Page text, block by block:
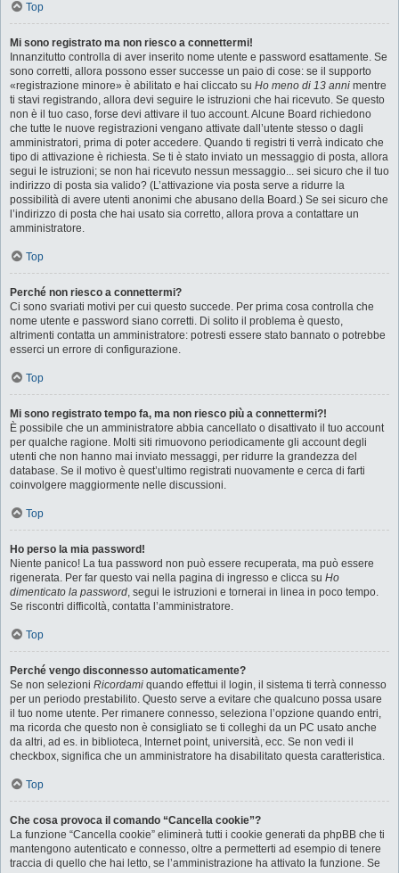
Top
Mi sono registrato ma non riesco a connettermi!
Innanzitutto controlla di aver inserito nome utente e password esattamente. Se
sono corretti, allora possono esser successe un paio di cose: se il supporto
«registrazione minore» è abilitato e hai cliccato su Ho meno di 13 anni mentre
ti stavi registrando, allora devi seguire le istruzioni che hai ricevuto. Se questo
non è il tuo caso, forse devi attivare il tuo account. Alcune Board richiedono
che tutte le nuove registrazioni vengano attivate dall’utente stesso o dagli
amministratori, prima di poter accedere. Quando ti registri ti verrà indicato che
tipo di attivazione è richiesta. Se ti è stato inviato un messaggio di posta, allora
segui le istruzioni; se non hai ricevuto nessun messaggio... sei sicuro che il tuo
indirizzo di posta sia valido? (L’attivazione via posta serve a ridurre la
possibilità di avere utenti anonimi che abusano della Board.) Se sei sicuro che
l’indirizzo di posta che hai usato sia corretto, allora prova a contattare un
amministratore.
Top
Perché non riesco a connettermi?
Ci sono svariati motivi per cui questo succede. Per prima cosa controlla che
nome utente e password siano corretti. Di solito il problema è questo,
altrimenti contatta un amministratore: potresti essere stato bannato o potrebbe
esserci un errore di configurazione.
Top
Mi sono registrato tempo fa, ma non riesco più a connettermi?!
È possibile che un amministratore abbia cancellato o disattivato il tuo account
per qualche ragione. Molti siti rimuovono periodicamente gli account degli
utenti che non hanno mai inviato messaggi, per ridurre la grandezza del
database. Se il motivo è quest’ultimo registrati nuovamente e cerca di farti
coinvolgere maggiormente nelle discussioni.
Top
Ho perso la mia password!
Niente panico! La tua password non può essere recuperata, ma può essere
rigenerata. Per far questo vai nella pagina di ingresso e clicca su Ho
dimenticato la password, segui le istruzioni e tornerai in linea in poco tempo.
Se riscontri difficoltà, contatta l’amministratore.
Top
Perché vengo disconnesso automaticamente?
Se non selezioni Ricordami quando effettui il login, il sistema ti terrà connesso
per un periodo prestabilito. Questo serve a evitare che qualcuno possa usare
il tuo nome utente. Per rimanere connesso, seleziona l’opzione quando entri,
ma ricorda che questo non è consigliato se ti colleghi da un PC usato anche
da altri, ad es. in biblioteca, Internet point, università, ecc. Se non vedi il
checkbox, significa che un amministratore ha disabilitato questa caratteristica.
Top
Che cosa provoca il comando “Cancella cookie”?
La funzione “Cancella cookie” eliminerà tutti i cookie generati da phpBB che ti
mantengono autenticato e connesso, oltre a permetterti ad esempio di tenere
traccia di quello che hai letto, se l’amministrazione ha attivato la funzione. Se